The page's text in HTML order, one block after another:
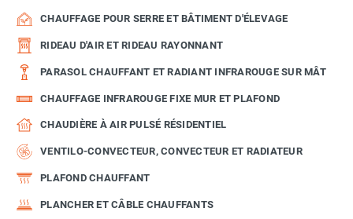
CHAUFFAGE POUR SERRE ET BÂTIMENT D'ÉLEVAGE
RIDEAU D'AIR ET RIDEAU RAYONNANT
PARASOL CHAUFFANT ET RADIANT INFRAROUGE SUR MÂT
CHAUFFAGE INFRAROUGE FIXE MUR ET PLAFOND
CHAUDIÈRE À AIR PULSÉ RÉSIDENTIEL
VENTILO-CONVECTEUR, CONVECTEUR ET RADIATEUR
PLAFOND CHAUFFANT
PLANCHER ET CÂBLE CHAUFFANTS